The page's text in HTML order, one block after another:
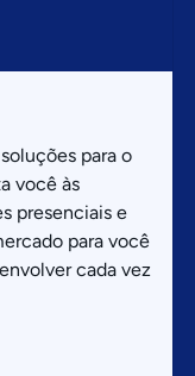
para o
você às
presenciais e
para você
cada vez